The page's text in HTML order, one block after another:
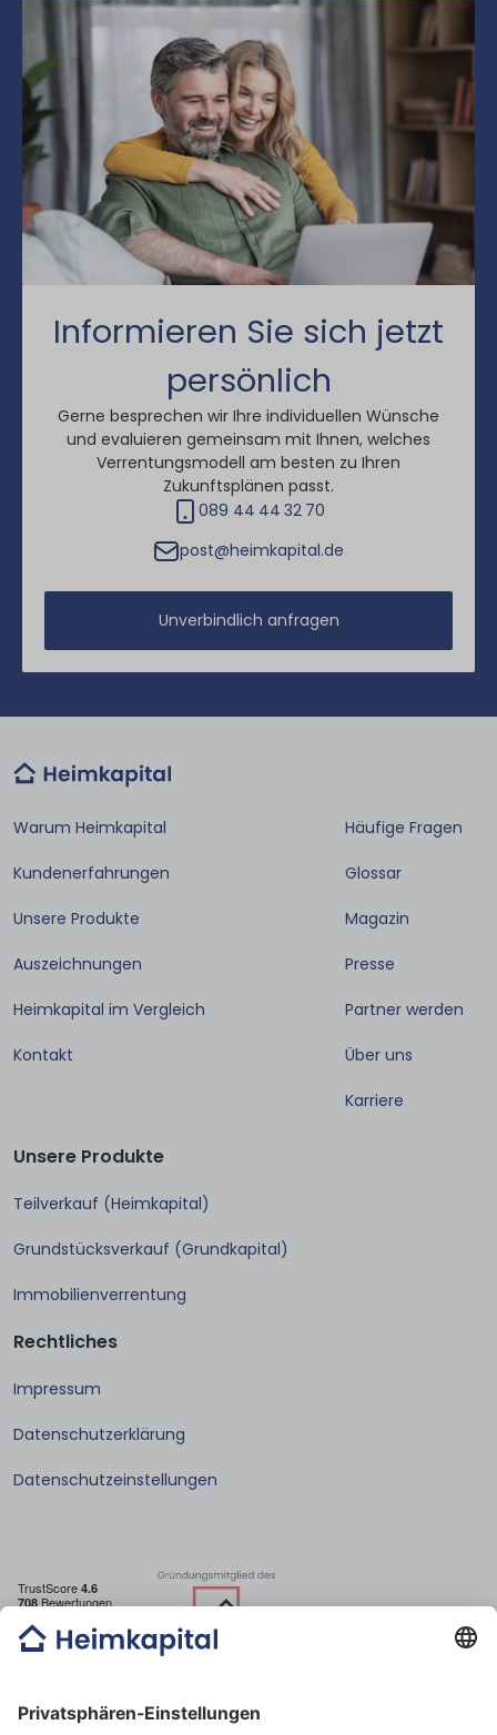
Informieren Sie sich jetzt
persönlich
Gerne besprechen wir Ihre individuellen Wünsche
und evaluieren gemeinsam mit Ihnen, welches
Verrentungsmodell am besten zu Ihren
Zukunftsplänen passt.
089 44 44 32 70
post@heimkapital.de
Unverbindlich anfragen
Warum Heimkapital
Kundenerfahrungen
Unsere Produkte
Auszeichnungen
Heimkapital im Vergleich
Kontakt
Häufige Fragen
Glossar
Magazin
Presse
Partner werden
Über uns
Karriere
Unsere Produkte
Teilverkauf (Heimkapital)
Grundstücksverkauf (Grundkapital)
Immobilienverrentung
Rechtliches
Impressum
Datenschutzerklärung
Datenschutzeinstellungen
E-mail: post@heimkapital.de